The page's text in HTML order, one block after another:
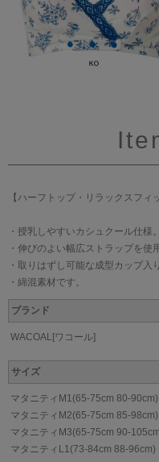
【ハーフトップ・リラックスフ
・授乳しやすいカシュクール仕様。
・伸びのよい幅広ストラップを使
・取りはずし可能な成型カップ入
・綿混素材です。
ブランド
WACOAL[ワコール]
サイズ
マタニティM1(65-75cm 80-90cm)
マタニティM2(65-75cm 85-98cm)
マタニティM3(65-75cm 90-
マタニティL1(73-84cm 88-96cm)